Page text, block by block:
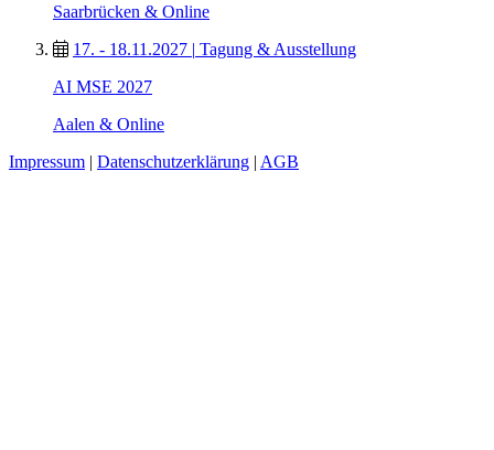
Saarbrücken & Online
17. - 18.11.2027 | Tagung & Ausstellung
AI MSE 2027
Aalen & Online
Impressum | Datenschutzerklärung | AGB